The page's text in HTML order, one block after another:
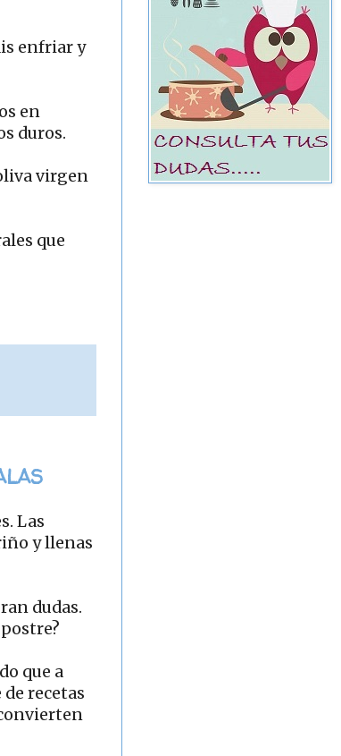
enfriar y
en
duros.
virgen
que
Las
y llenas
dudas.
que a
recetas